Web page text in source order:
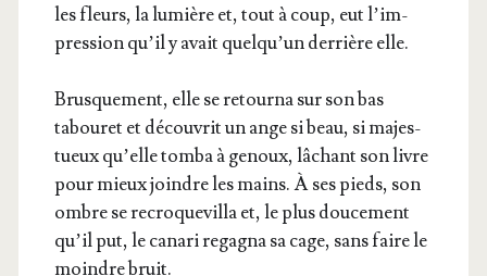
les fleurs, la lumière et, tout à coup, eut l’im­
pres­sion qu’il y avait quel­qu’un der­rière elle.
Brus­que­ment, elle se retour­na sur son bas
tabou­ret et décou­vrit un ange si beau, si majes­
tueux qu’elle tom­ba à genoux, lâchant son livre
pour mieux joindre les mains. À ses pieds, son
ombre se recro­que­villa et, le plus dou­ce­ment
qu’il put, le cana­ri rega­gna sa cage, sans faire le
moindre bruit.